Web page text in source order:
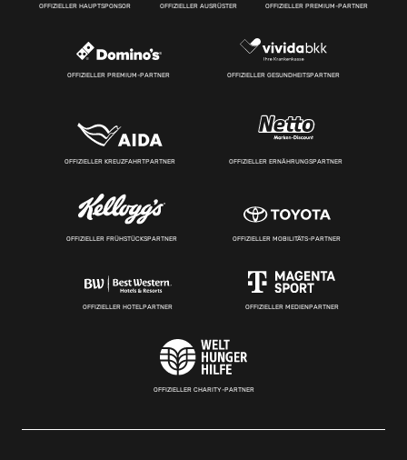
OFFIZIELLER HAUPTSPONSOR OFFIZIELLER AUSRÜSTER OFFIZIELLER PREMIUM-PARTNER
OFFIZIELLER PREMIUM-PARTNER OFFIZIELLER GESUNDHEITSPARTNER
OFFIZIELLER KREUZFAHRTPARTNER OFFIZIELLER ERNÄHRUNGSPARTNER
OFFIZIELLER FRÜHSTÜCKSPARTNER OFFIZIELLER MOBILITÄTS-PARTNER
OFFIZIELLER HOTELPARTNER OFFIZIELLER MEDIENPARTNER
OFFIZIELLER CHARITY-PARTNER